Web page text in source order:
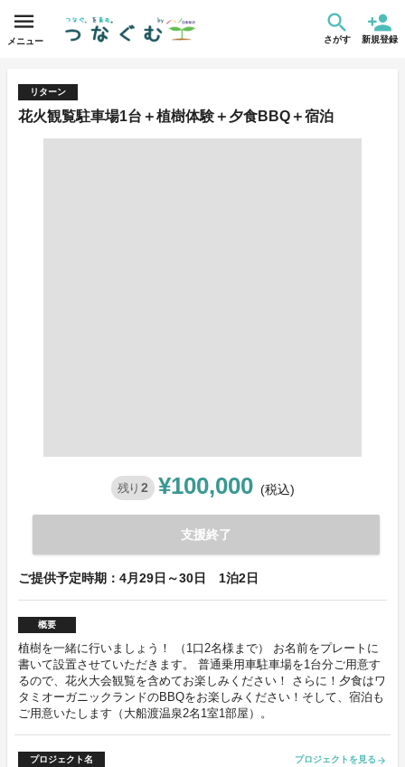
メニュー さがす 新規登録
リターン
花火観覧駐車場1台＋植樹体験＋夕食BBQ＋宿泊
残り 2 ¥100,000 (税込)
支援終了
ご提供予定時期：4月29日～30日 1泊2日
概要
植樹を一緒に行いましょう！ （1口2名様まで） お名前をプレートに
書いて設置させていただきます。 普通乗用車駐車場を1台分ご用意す
るので、花火大会観覧を含めてお楽しみください！ さらに！夕食はワ
タミオーガニックランドのBBQをお楽しみください！そして、宿泊も
ご用意いたします（大船渡温泉2名1室1部屋）。
プロジェクト名 プロジェクトを見る arrow_forward